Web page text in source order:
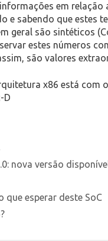
em relação
e sabendo que estes
geral são sintéticos
estes números
são valores
x86 está com
D
nova versão
que esperar deste SoC